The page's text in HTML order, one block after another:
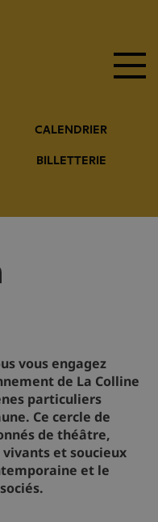
CALENDRIER
BILLETTERIE
vous engagez
de La Colline
particuliers
Ce cercle de
de théâtre,
et soucieux
et le